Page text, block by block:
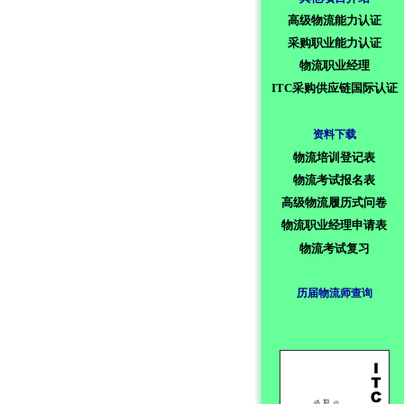
高级物流能力认证
采购职业能力认证
物流职业经理
ITC采购供应链国际认证
资料下载
物流培训登记表
物流考试报名表
高级物流履历式问卷
物流职业经理申请表
物流考试复习
历届物流师查询